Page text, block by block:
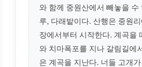
와 함께 중원산에서 빼놓을 수
루, 다래밭이다. 산행은 중원
장에서부터 시작한다. 계곡을
와 치마폭포를 지나 갈림길에
은 계곡을 지난다. 너들 고개